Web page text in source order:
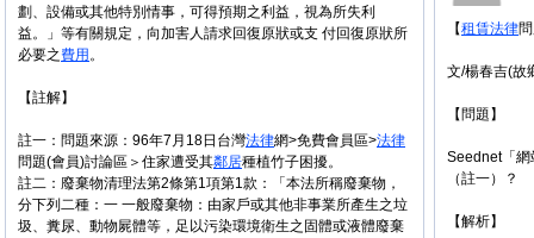
劃、設備或其他特別情事，可得預期之利益，視為所失利
益。」等有關規定，向加害人請求回復原狀或支 付回復原狀所
必要之費用 。
【註解】
註一：問題來源：96年7月18日台灣法律網>免費會員區>法律
問題(會員)討論區＞住家遭受其鄰居種植竹子困擾。
註二：廢棄物清理法第2條第1項第1款：「本法所稱廢棄物，
分下列二種：一 一般廢棄物：由家戶或其他非事業所產生之垃
圾、糞尿、動物屍體等，足以污染環境衛生之固體或液體廢棄
【租賃法律
文/楊春吉(故
【問題】
Seednet「網
（註一）？
【解析】